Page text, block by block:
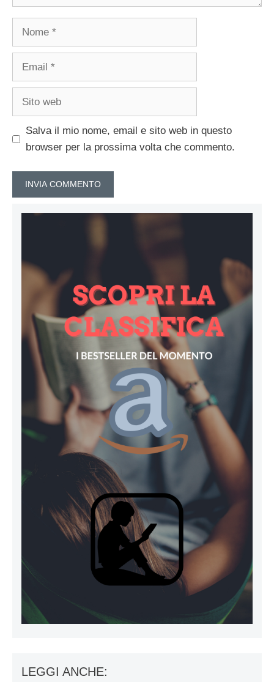
Nome
Email
Sito
Salva il mio nome, email e sito web in questo
browser per la prossima volta che commento.
LEGGI ANCHE: